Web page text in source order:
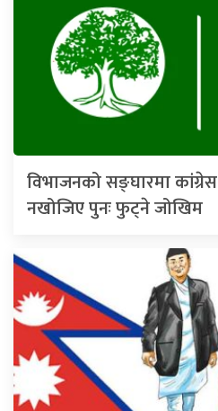
विभाजनको सङ्घारमा कांग्रेस:
नखोजिए पुनः फुट्ने जोखिम